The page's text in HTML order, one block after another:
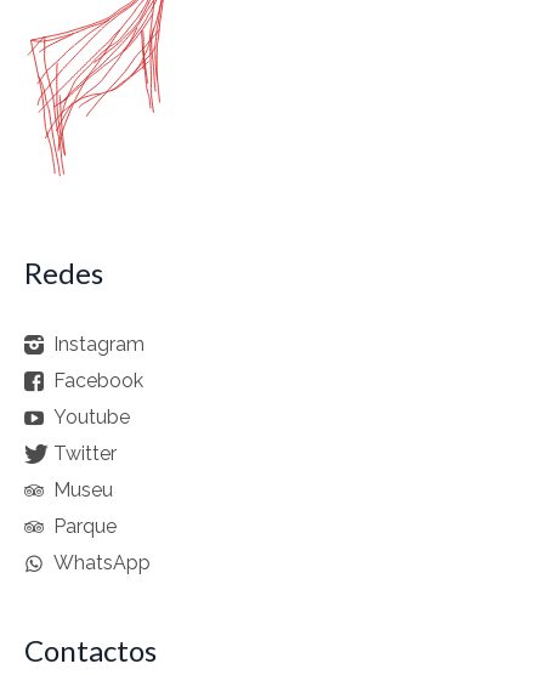
Redes
Instagram
Facebook
Youtube
Twitter
Museu
Parque
WhatsApp
Contactos